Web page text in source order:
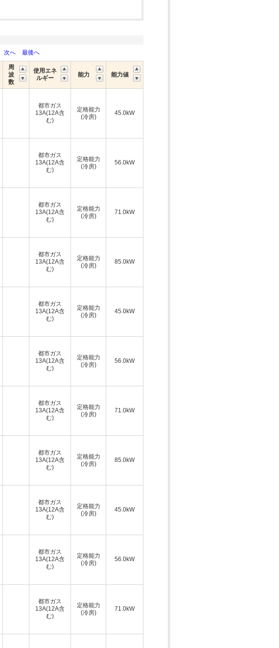
次へ 最後へ
周
波
数
使用エネ
ルギー
能力 能力値
都市ガス
13A(12A含
む)
定格能力
(冷房)
45.0kW
都市ガス
13A(12A含
む)
定格能力
(冷房)
56.0kW
都市ガス
13A(12A含
む)
定格能力
(冷房)
71.0kW
都市ガス
13A(12A含
む)
定格能力
(冷房)
85.0kW
都市ガス
13A(12A含
む)
定格能力
(冷房)
45.0kW
都市ガス
13A(12A含
む)
定格能力
(冷房)
56.0kW
都市ガス
13A(12A含
む)
定格能力
(冷房)
71.0kW
都市ガス
13A(12A含
む)
定格能力
(冷房)
85.0kW
都市ガス
13A(12A含
む)
定格能力
(冷房)
45.0kW
都市ガス
13A(12A含
む)
定格能力
(冷房)
56.0kW
都市ガス
13A(12A含
む)
定格能力
(冷房)
71.0kW